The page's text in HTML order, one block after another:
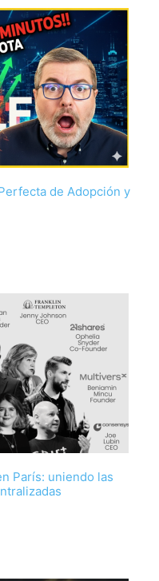
de Adopción y
París: uniendo las